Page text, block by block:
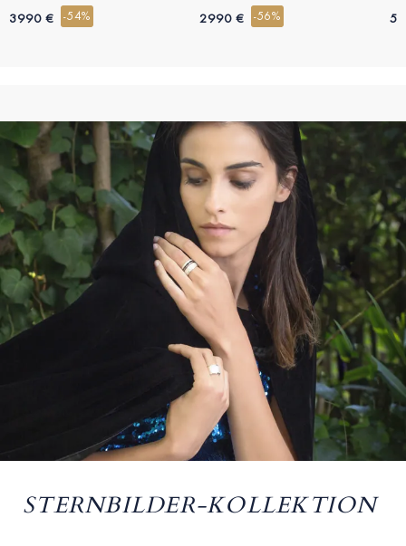
3990 € -54% 2990 € -56%
STERNBILDER-KOLLEKTION